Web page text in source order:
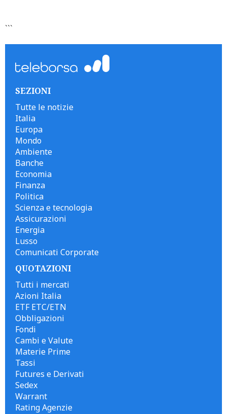
```
SEZIONI
Tutte le notizie
Italia
Europa
Mondo
Ambiente
Banche
Economia
Finanza
Politica
Scienza e tecnologia
Assicurazioni
Energia
Lusso
Comunicati Corporate
QUOTAZIONI
Tutti i mercati
Azioni Italia
ETF ETC/ETN
Obbligazioni
Fondi
Cambi e Valute
Materie Prime
Tassi
Futures e Derivati
Sedex
Warrant
Rating Agenzie